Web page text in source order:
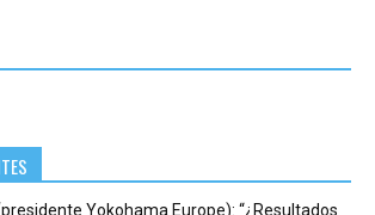
Yokohama Europe): “¿Resultados